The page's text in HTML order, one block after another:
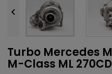

Turbo Mercedes
M-Class ML